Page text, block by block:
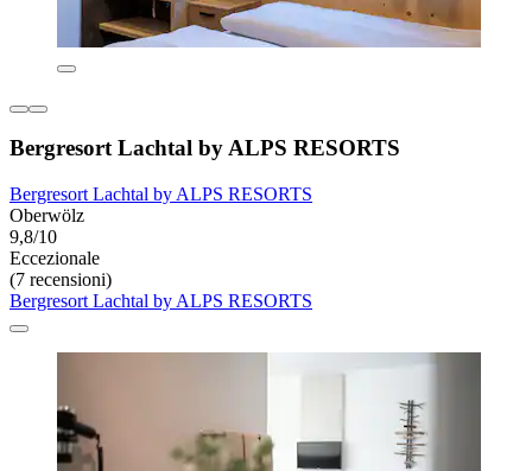
Bergresort Lachtal by ALPS RESORTS
Bergresort Lachtal by ALPS RESORTS
Oberwölz
9,8/10
Eccezionale
(7 recensioni)
Bergresort Lachtal by ALPS RESORTS